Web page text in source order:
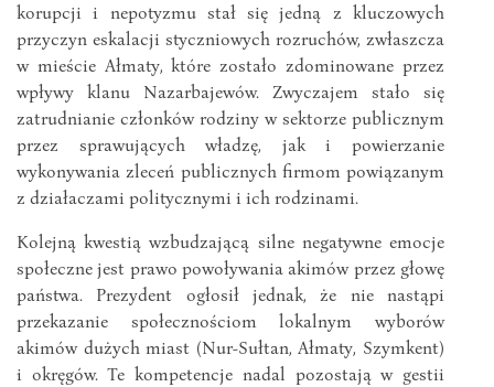
korupcji i nepotyzmu stał się jedną z kluczowych
przyczyn eskalacji styczniowych rozruchów, zwłaszcza
w mieście Ałmaty, które zostało zdominowane przez
wpływy klanu Nazarbajewów. Zwyczajem stało się
zatrudnianie członków rodziny w sektorze publicznym
przez sprawujących władzę, jak i powierzanie
wykonywania zleceń publicznych firmom powiązanym
z działaczami politycznymi i ich rodzinami.
Kolejną kwestią wzbudzającą silne negatywne emocje
społeczne jest prawo powoływania akimów przez głowę
państwa. Prezydent ogłosił jednak, że nie nastąpi
przekazanie społecznościom lokalnym wyborów
akimów dużych miast (Nur-Sułtan, Ałmaty, Szymkent)
i okręgów. Te kompetencje nadal pozostają w gestii